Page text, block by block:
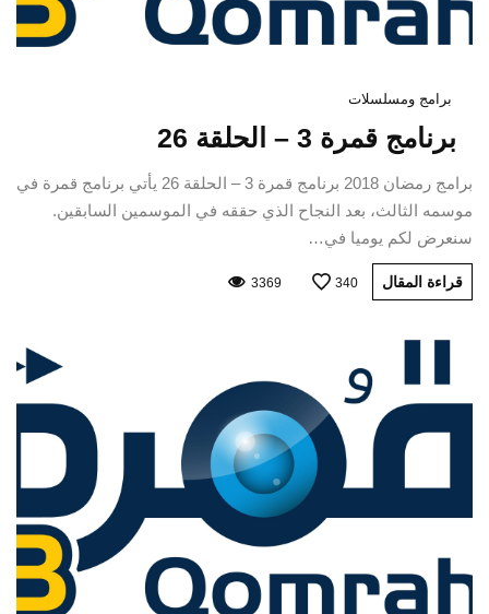
برامج ومسلسلات
برنامج قمرة 3 – الحلقة 26
برامج رمضان 2018 برنامج قمرة 3 – الحلقة 26 يأتي برنامج قمرة في
موسمه الثالث، بعد النجاح الذي حققه في الموسمين السابقين.
سنعرض لكم يوميا في…
قراءة المقال 340
3369